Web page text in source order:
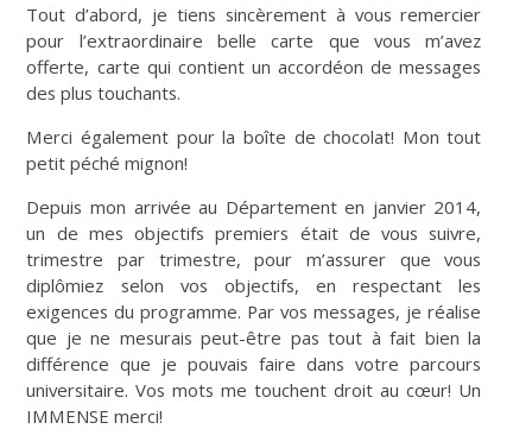
Tout d’abord, je tiens sincèrement à vous remercier
pour l’extraordinaire belle carte que vous m’avez
offerte, carte qui contient un accordéon de messages
des plus touchants.
Merci également pour la boîte de chocolat! Mon tout
petit péché mignon!
Depuis mon arrivée au Département en janvier 2014,
un de mes objectifs premiers était de vous suivre,
trimestre par trimestre, pour m’assurer que vous
diplômiez selon vos objectifs, en respectant les
exigences du programme. Par vos messages, je réalise
que je ne mesurais peut-être pas tout à fait bien la
différence que je pouvais faire dans votre parcours
universitaire. Vos mots me touchent droit au cœur! Un
IMMENSE merci!